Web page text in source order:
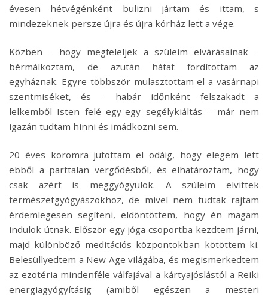
évesen hétvégénként bulizni jártam és ittam, s
mindezeknek persze újra és újra kórház lett a vége.
Közben – hogy megfeleljek a szüleim elvárásainak –
bérmálkoztam, de azután hátat fordítottam az
egyháznak. Egyre többször mulasztottam el a vasárnapi
szentmiséket, és – habár időnként felszakadt a
lelkemből Isten felé egy-egy segélykiáltás – már nem
igazán tudtam hinni és imádkozni sem.
20 éves koromra jutottam el odáig, hogy elegem lett
ebből a parttalan vergődésből, és elhatároztam, hogy
csak azért is meggyógyulok. A szüleim elvittek
természetgyógyászokhoz, de mivel nem tudtak rajtam
érdemlegesen segíteni, eldöntöttem, hogy én magam
indulok útnak. Először egy jóga csoportba kezdtem járni,
majd különböző meditációs központokban kötöttem ki.
Belesüllyedtem a New Age világába, és megismerkedtem
az ezotéria mindenféle válfajával a kártyajóslástól a Reiki
energiagyógyításig (amiből egészen a mesteri